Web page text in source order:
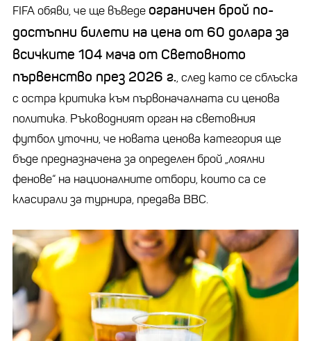
FIFA обяви, че ще въведе ограничен брой по-
достъпни билети на цена от 60 долара за
всичките 104 мача от Световното
първенство през 2026 г., след като се сблъска
с остра критика към първоначалната си ценова
политика. Ръководният орган на световния
футбол уточни, че новата ценова категория ще
бъде предназначена за определен брой „лоялни
фенове“ на националните отбори, които са се
класирали за турнира, предава ВВС.